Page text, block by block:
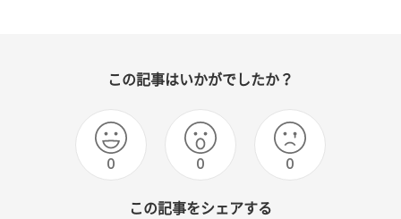
この記事はいかがでしたか？
0 0 0
この記事をシェアする